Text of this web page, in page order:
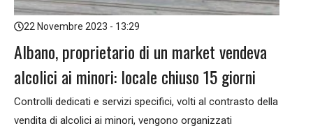
22 Novembre 2023 - 13:29
Albano, proprietario di un market vendeva
alcolici ai minori: locale chiuso 15 giorni
Controlli dedicati e servizi specifici, volti al contrasto della
vendita di alcolici ai minori, vengono organizzati